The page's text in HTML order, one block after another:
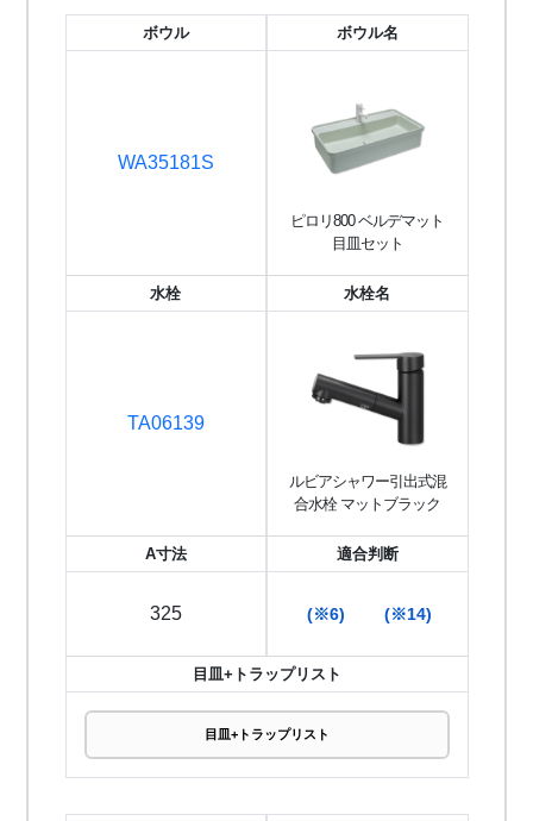
ボウル
WA35181S
ボウル名
ピロリ800 ベルデマット
目皿セット
水栓
TA06139
水栓名
ルビアシャワー引出式混
合水栓 マットブラック
A寸法
325
適合判断
(※6) (※14)
目皿+トラップリスト
目皿+トラップリスト